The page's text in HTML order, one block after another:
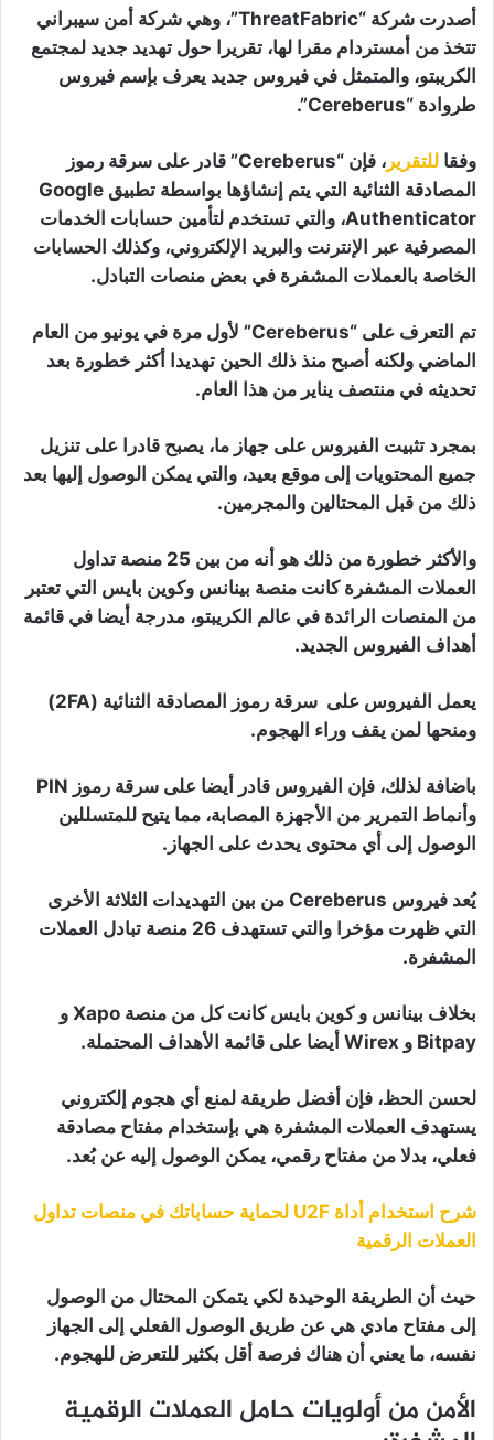
أصدرت شركة “ThreatFabric”، وهي شركة أمن سيبراني
تتخذ من أمستردام مقرا لها، تقريرا حول تهديد جديد لمجتمع
الكريبتو، والمتمثل في فيروس جديد يعرف بإسم فيروس
طروادة “Cereberus”.
وفقا للتقرير
، فإن “Cereberus” قادر على سرقة رموز
المصادقة الثنائية التي يتم إنشاؤها بواسطة تطبيق Google
Authenticator، والتي تستخدم لتأمين حسابات الخدمات
المصرفية عبر الإنترنت والبريد الإلكتروني، وكذلك الحسابات
الخاصة بالعملات المشفرة في بعض منصات التبادل.
تم التعرف على “Cereberus” لأول مرة في يونيو من العام
الماضي ولكنه أصبح منذ ذلك الحين تهديدا أكثر خطورة بعد
تحديثه في منتصف يناير من هذا العام.
بمجرد تثبيت الفيروس على جهاز ما، يصبح قادرا على تنزيل
جميع المحتويات إلى موقع بعيد، والتي يمكن الوصول إليها بعد
ذلك من قبل المحتالين والمجرمين.
والأكثر خطورة من ذلك هو أنه من بين 25 منصة تداول
العملات المشفرة كانت منصة بينانس وكوين بايس التي تعتبر
من المنصات الرائدة في عالم الكريبتو، مدرجة أيضا في قائمة
أهداف الفيروس الجديد.
يعمل الفيروس على سرقة رموز المصادقة الثنائية (2FA)
ومنحها لمن يقف وراء الهجوم.
باضافة لذلك، فإن الفيروس قادر أيضا على سرقة رموز PIN
وأنماط التمرير من الأجهزة المصابة، مما يتيح للمتسللين
الوصول إلى أي محتوى يحدث على الجهاز.
يُعد فيروس Cereberus من بين التهديدات الثلاثة الأخرى
التي ظهرت مؤخرا والتي تستهدف 26 منصة تبادل العملات
المشفرة.
بخلاف بينانس و كوين بايس كانت كل من منصة Xapo و
Bitpay و Wirex أيضا على قائمة الأهداف المحتملة.
لحسن الحظ، فإن أفضل طريقة لمنع أي هجوم إلكتروني
يستهدف العملات المشفرة هي بإستخدام مفتاح مصادقة
فعلي، بدلا من مفتاح رقمي، يمكن الوصول إليه عن بُعد.
شرح استخدام أداة U2F لحماية حساباتك في منصات تداول
العملات الرقمية
حيث أن الطريقة الوحيدة لكي يتمكن المحتال من الوصول
إلى مفتاح مادي هي عن طريق الوصول الفعلي إلى الجهاز
نفسه، ما يعني أن هناك فرصة أقل بكثير للتعرض للهجوم.
الأمن من أولويات حامل العملات الرقمية